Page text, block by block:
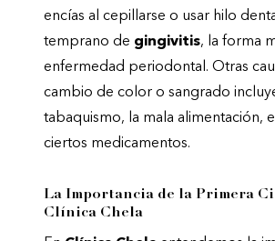
encías al cepillarse o usar hilo
temprano de gingivitis, la forma
enfermedad periodontal. Otras
cambio de color o sangrado
tabaquismo, la mala alimentación,
ciertos medicamentos.
La Importancia de la Primera
Clínica Chela